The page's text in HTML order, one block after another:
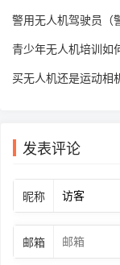
发表评论
昵称
邮箱